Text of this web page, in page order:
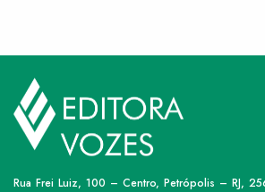
Rua Frei Luiz, 100 – Centro, Petrópolis – RJ,